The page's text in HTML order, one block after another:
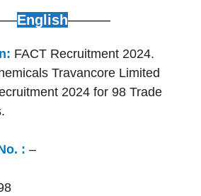
English———
FACT Recruitment 2024.
Travancore Limited
2024 for 98 Trade
: –